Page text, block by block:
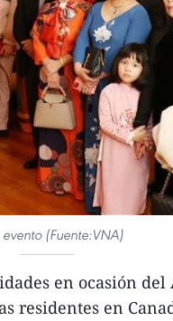
evento (Fuente:VNA)
en ocasión
residentes en